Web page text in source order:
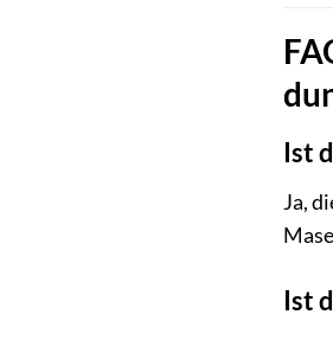
Ist
Ja,
Ist